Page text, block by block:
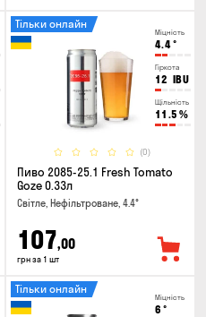
Міцність
4.4°
Гіркота
12 IBU
Щільність
11.5 %
(0)
Тільки онлайн
Пиво 2085-25.1 Fresh Tomato
Goze 0.33л
Світле, Нефільтроване, 4.4°
107,00
грн за 1 шт
Міцність
6 °
Тільки онлайн